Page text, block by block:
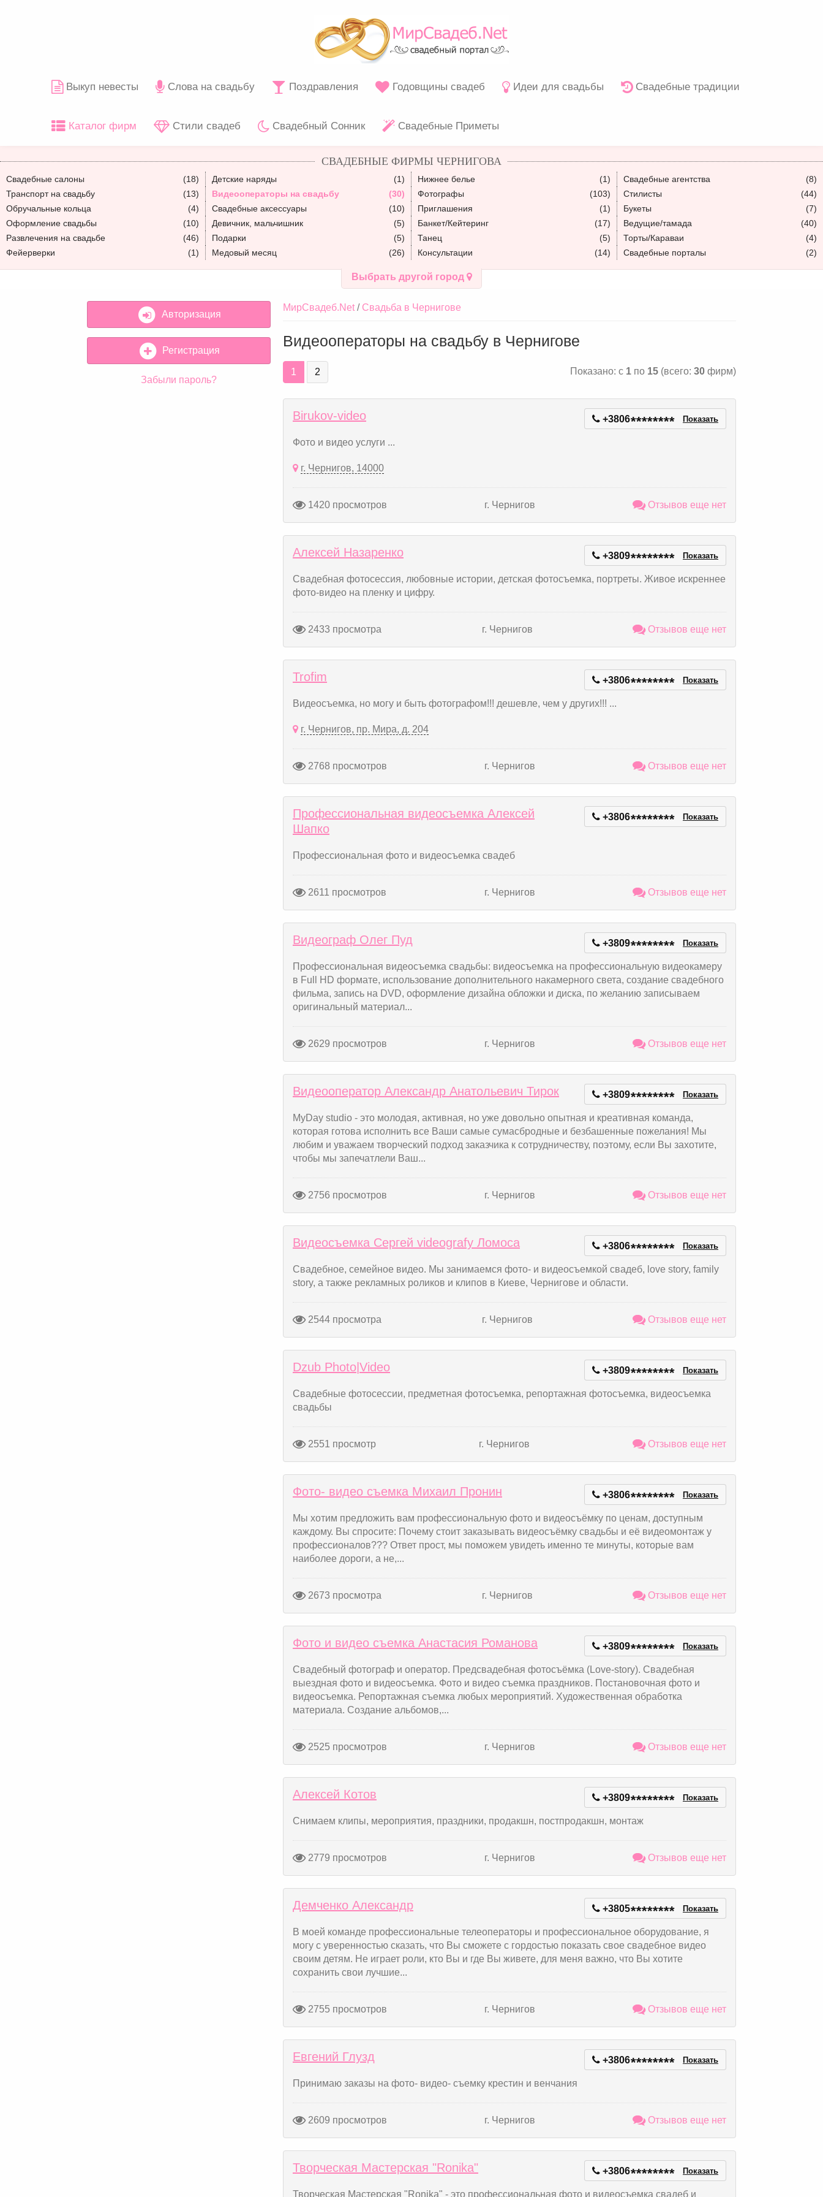
Выкуп невесты Слова на свадьбу Поздравления Годовщины свадеб Идеи для свадьбы Свадебные традиции
Каталог фирм Стили свадеб Свадебный Сонник Свадебные Приметы
СВАДЕБНЫЕ ФИРМЫ ЧЕРНИГОВА
Свадебные салоны (18) Детские наряды (1) Нижнее белье (1) Свадебные агентства
(8)
Транспорт на свадьбу
(13) Видеооператоры на свадьбу (30) Фотографы (103) Стилисты
(44)
Обручальные кольца
(4) Свадебные аксессуары (10) Приглашения (1) Букеты
(7)
Оформление свадьбы
(10) Девичник, мальчишник (5) Банкет/Кейтеринг (17) Ведущие/тамада
(40)
Развлечения на свадьбе
(46) Подарки (5) Танец (5) Торты/Караваи
(4)
Фейерверки
(1) Медовый месяц (26) Консультации (14) Свадебные порталы (2)
Выбрать другой город
МирСвадеб.Net Свадьба в Чернигове
Видеооператоры на свадьбу в Чернигове
1 2 Показано: с 1 по 15 (всего: 30 фирм)
Birukov-video +3806******** Показать
Фото и видео услуги ...
г. Чернигов, 14000
1420 просмотров г. Чернигов Отзывов еще нет
Алексей Назаренко +3809******** Показать
Свадебная фотосессия, любовные истории, детская фотосъемка, портреты. Живое искреннее
фото-видео на пленку и цифру.
2433 просмотра г. Чернигов Отзывов еще нет
Trofim +3806******** Показать
Видеосъемка, но могу и быть фотографом!!! дешевле, чем у других!!! ...
г. Чернигов, пр. Мира, д. 204
2768 просмотров г. Чернигов Отзывов еще нет
Профессиональная видеосъемка Алексей
Шапко
+3806******** Показать
Профессиональная фото и видеосъемка свадеб
2611 просмотров г. Чернигов Отзывов еще нет
Видеограф Олег Пуд +3809******** Показать
Профессиональная видеосъемка свадьбы: видеосъемка на профессиональную видеокамеру
в Full HD формате, использование дополнительного накамерного света, создание свадебного
фильма, запись на DVD, оформление дизайна обложки и диска, по желанию записываем
оригинальный материал...
2629 просмотров г. Чернигов Отзывов еще нет
Видеооператор Александр Анатольевич Тирок +3809******** Показать
MyDay studio - это молодая, активная, но уже довольно опытная и креативная команда,
которая готова исполнить все Ваши самые сумасбродные и безбашенные пожелания! Мы
любим и уважаем творческий подход заказчика к сотрудничеству, поэтому, если Вы захотите,
чтобы мы запечатлели Ваш...
2756 просмотров г. Чернигов Отзывов еще нет
Видеосъемка Сергей videografy Ломоса +3806******** Показать
Свадебное, семейное видео. Мы занимаемся фото- и видеосъемкой свадеб, love story, family
story, а также рекламных роликов и клипов в Киеве, Чернигове и области.
2544 просмотра г. Чернигов Отзывов еще нет
Dzub Photo|Video +3809******** Показать
Свадебные фотосессии, предметная фотосъемка, репортажная фотосъемка, видеосъемка
свадьбы
2551 просмотр г. Чернигов Отзывов еще нет
Фото- видео съемка Михаил Пронин +3806******** Показать
Мы хотим предложить вам профессиональную фото и видеосъёмку по ценам, доступным
каждому. Вы спросите: Почему стоит заказывать видеосъёмку свадьбы и её видеомонтаж у
профессионалов??? Ответ прост, мы поможем увидеть именно те минуты, которые вам
наиболее дороги, а не,...
2673 просмотра г. Чернигов Отзывов еще нет
Фото и видео съемка Анастасия Романова +3809******** Показать
Свадебный фотограф и оператор. Предсвадебная фотосъёмка (Love-story). Свадебная
выездная фото и видеосъемка. Фото и видео съемка праздников. Постановочная фото и
видеосъемка. Репортажная съемка любых мероприятий. Художественная обработка
материала. Создание альбомов,...
2525 просмотров г. Чернигов Отзывов еще нет
Алексей Котов +3809******** Показать
Снимаем клипы, мероприятия, праздники, продакшн, постпродакшн, монтаж
2779 просмотров г. Чернигов Отзывов еще нет
Демченко Александр +3805******** Показать
В моей команде профессиональные телеоператоры и профессиональное оборудование, я
могу с уверенностью сказать, что Вы сможете с гордостью показать свое свадебное видео
своим детям. Не играет роли, кто Вы и где Вы живете, для меня важно, что Вы хотите
сохранить свои лучшие...
2755 просмотров г. Чернигов Отзывов еще нет
Евгений Глузд +3806******** Показать
Принимаю заказы на фото- видео- съемку крестин и венчания
2609 просмотров г. Чернигов Отзывов еще нет
Творческая Мастерская "Ronika" +3806******** Показать
Творческая Мастерская "Ronika" - это профессиональная фото и видеосъемка свадеб и
Авторизация
Регистрация
Забыли пароль?